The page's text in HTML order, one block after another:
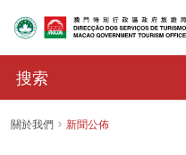
關於我們 新聞公佈